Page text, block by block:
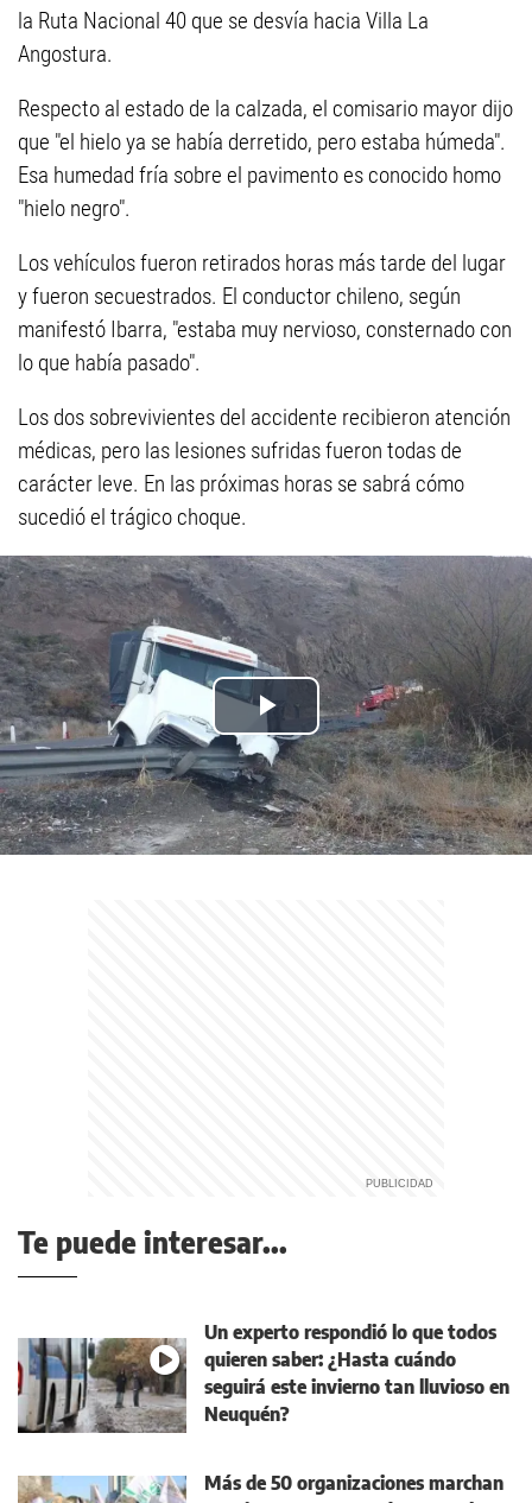
la Ruta Nacional 40 que se desvía hacia Villa La
Angostura.
Respecto al estado de la calzada, el comisario mayor dijo
que "el hielo ya se había derretido, pero estaba húmeda".
Esa humedad fría sobre el pavimento es conocido homo
"hielo negro".
Los vehículos fueron retirados horas más tarde del lugar
y fueron secuestrados. El conductor chileno, según
manifestó Ibarra, "estaba muy nervioso, consternado con
lo que había pasado".
Los dos sobrevivientes del accidente recibieron atención
médicas, pero las lesiones sufridas fueron todas de
carácter leve. En las próximas horas se sabrá cómo
sucedió el trágico choque.
Te puede interesar...
Un experto respondió lo que todos
quieren saber: ¿Hasta cuándo
seguirá este invierno tan lluvioso en
Neuquén?
Más de 50 organizaciones marchan